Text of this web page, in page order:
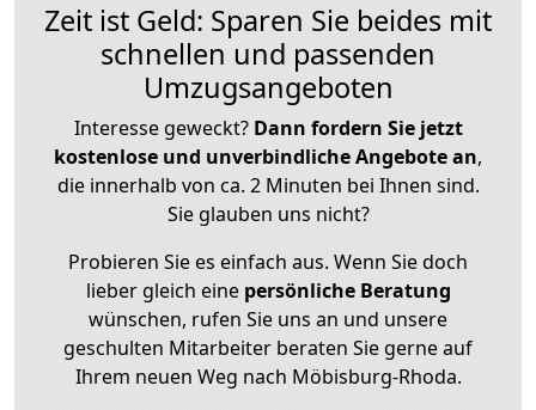
Zeit ist Geld: Sparen Sie beides mit
schnellen und passenden
Umzugsangeboten
Interesse geweckt? Dann fordern Sie jetzt
kostenlose und unverbindliche Angebote an,
die innerhalb von ca. 2 Minuten bei Ihnen sind.
Sie glauben uns nicht?
Probieren Sie es einfach aus. Wenn Sie doch
lieber gleich eine persönliche Beratung
wünschen, rufen Sie uns an und unsere
geschulten Mitarbeiter beraten Sie gerne auf
Ihrem neuen Weg nach Möbisburg-Rhoda.